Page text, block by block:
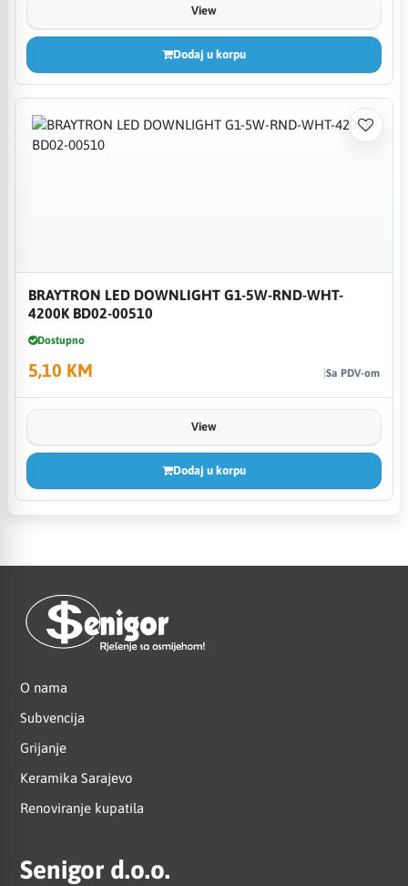
View
Dodaj u korpu
BRAYTRON LED DOWNLIGHT G1-5W-RND-WHT-
4200K BD02-00510
Dostupno
5,10 KM Sa PDV-om
View
Dodaj u korpu
O nama
Subvencija
Grijanje
Keramika Sarajevo
Renoviranje kupatila
Senigor d.o.o.